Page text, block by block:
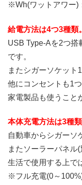
※Wh(ワットアワー)
給電方法は4つ3種類。
USB Type-Aを2つ搭
です。
またシガーソケット
他にコンセントも1
家電製品も使うこと
本体充電方法は3種類
自動車からシガーソ
またソーラーパネル
生活で使用する上で
※フル充電(0～